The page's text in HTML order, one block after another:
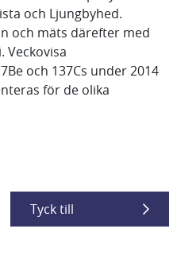
och Ljungbyhed.
och mäts därefter med
Veckovisa
och 137Cs under 2014
för de olika
Tyck till